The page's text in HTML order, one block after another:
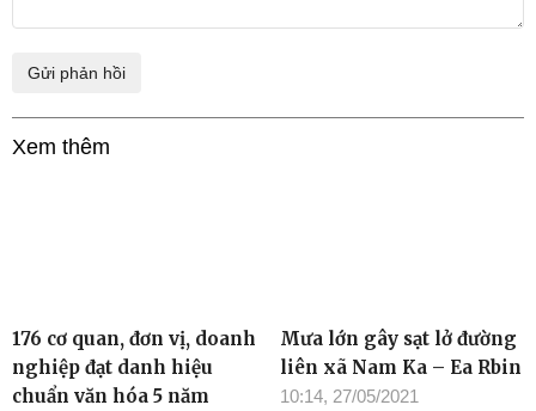
Xem thêm
176 cơ quan, đơn vị, doanh
nghiệp đạt danh hiệu
chuẩn văn hóa 5 năm
Mưa lớn gây sạt lở đường
liên xã Nam Ka – Ea Rbin
10:14, 27/05/2021